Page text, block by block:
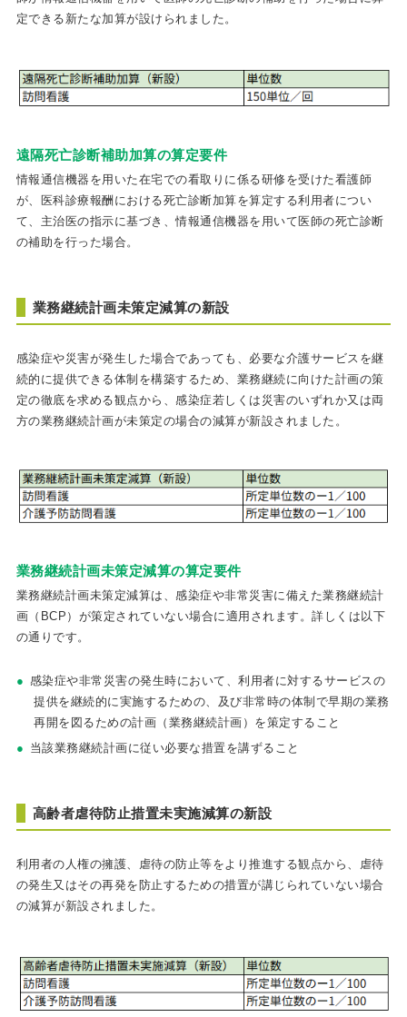
定できる新たな加算が設けられました。
遠隔死亡診断補助加算の算定要件
情報通信機器を用いた在宅での看取りに係る研修を受けた看護師
が、医科診療報酬における死亡診断加算を算定する利用者につい
て、主治医の指示に基づき、情報通信機器を用いて医師の死亡診断
の補助を行った場合。
業務継続計画未策定減算の新設
感染症や災害が発生した場合であっても、必要な介護サービスを継
続的に提供できる体制を構築するため、業務継続に向けた計画の策
定の徹底を求める観点から、感染症若しくは災害のいずれか又は両
方の業務継続計画が未策定の場合の減算が新設されました。
業務継続計画未策定減算の算定要件
業務継続計画未策定減算は、感染症や非常災害に備えた業務継続計
画（BCP）が策定されていない場合に適用されます。詳しくは以下
の通りです。
感染症や非常災害の発生時において、利用者に対するサービスの
提供を継続的に実施するための、及び非常時の体制で早期の業務
再開を図るための計画（業務継続計画）を策定すること
当該業務継続計画に従い必要な措置を講ずること
高齢者虐待防止措置未実施減算の新設
利用者の人権の擁護、虐待の防止等をより推進する観点から、虐待
の発生又はその再発を防止するための措置が講じられていない場合
の減算が新設されました。